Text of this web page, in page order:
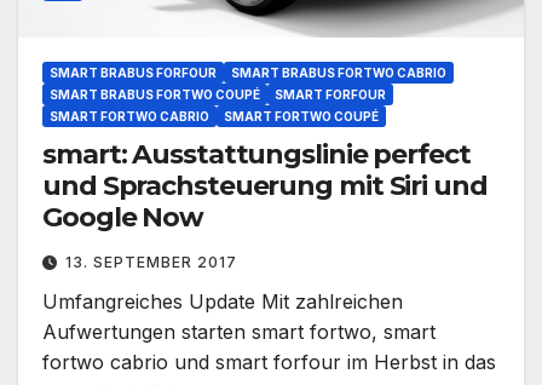
SMART BRABUS FORFOUR
SMART BRABUS FORTWO CABRIO
SMART BRABUS FORTWO COUPÉ
SMART FORFOUR
SMART FORTWO CABRIO
SMART FORTWO COUPÉ
smart: Ausstattungslinie perfect
und Sprachsteuerung mit Siri und
Google Now
13. SEPTEMBER 2017
Umfangreiches Update Mit zahlreichen
Aufwertungen starten smart fortwo, smart
fortwo cabrio und smart forfour im Herbst in das